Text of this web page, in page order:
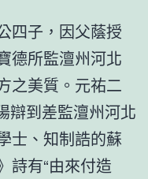
四子，因父蔭授
德所監澶州河北
之美質。元祐二
辯到差監澶州河北
士、知制誥的蘇
詩有“由來付造